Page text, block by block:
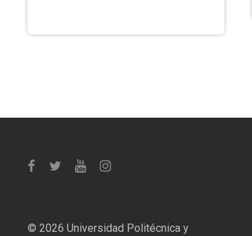
© 2026 Universidad Politécnica y